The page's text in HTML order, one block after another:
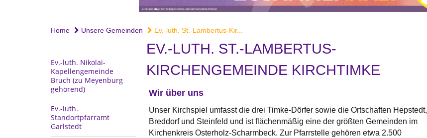
Home Unsere Gemeinden Ev.-luth. St.-Lambertus-Kir...
Ev.-luth. Nikolai-
Kapellengemeinde
Bruch (zu Meyenburg
gehörend)
Ev.-luth.
Standortpfarramt
Garlstedt
EV.-LUTH. ST.-LAMBERTUS-
KIRCHENGEMEINDE KIRCHTIMKE
Wir über uns
Unser Kirchspiel umfasst die drei Timke-Dörfer sowie die Ortschaften Hepstedt,
Breddorf und Steinfeld und ist flächenmäßig eine der größten Gemeinden im
Kirchenkreis Osterholz-Scharmbeck. Zur Pfarrstelle gehören etwa 2.500